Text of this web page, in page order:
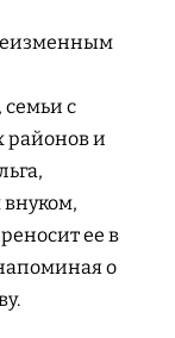
с
районов и
ее в
о